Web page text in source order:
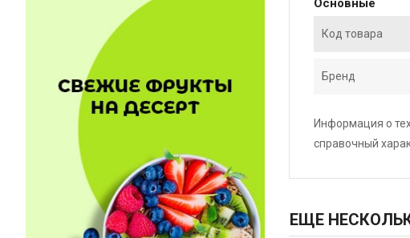
Основные
Код товара
Бренд
Информация о
справочный
ЕЩЕ